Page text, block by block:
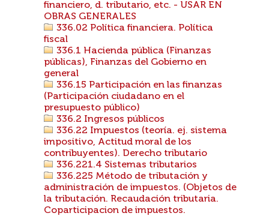
financiero, d. tributario, etc. - USAR EN
OBRAS GENERALES
336.02 Política financiera. Política
fiscal
336.1 Hacienda pública (Finanzas
públicas), Finanzas del Gobierno en
general
336.15 Participación en las finanzas
(Participación ciudadano en el
presupuesto público)
336.2 Ingresos públicos
336.22 Impuestos (teoría. ej. sistema
impositivo, Actitud moral de los
contribuyentes). Derecho tributario
336.221.4 Sistemas tributarios
336.225 Método de tributación y
administración de impuestos. (Objetos de
la tributación. Recaudación tributaria.
Coparticipacion de impuestos.